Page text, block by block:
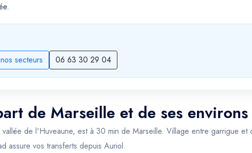
secteurs 06 63 30 29 04
de Marseille et de ses environs
de l'Huveaune, est à 30 min de Marseille. Village entre garrigue et
assure vos transferts depuis Auriol.